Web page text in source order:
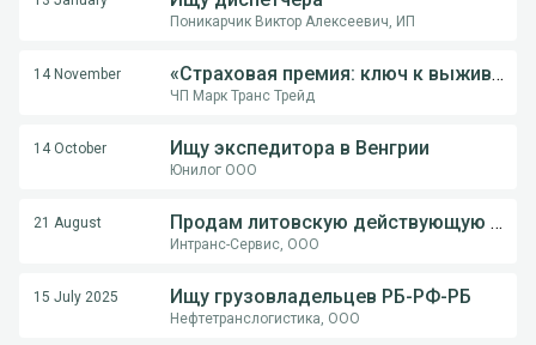
Поникарчик Виктор Алексеевич, ИП
14 November «Страховая премия: ключ к выживанию перевозчика в международной логистике»
ЧП Марк Транс Трейд
14 October Ищу экспедитора в Венгрии
Юнилог ООО
21 August Продам литовскую действующую компанию
Интранс-Сервис, ООО
15 July 2025 Ищу грузовладельцев РБ-РФ-РБ
Нефтетранслогистика, ООО